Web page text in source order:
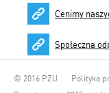
Cenimy
Społeczna
© 2016 PZU Polityka